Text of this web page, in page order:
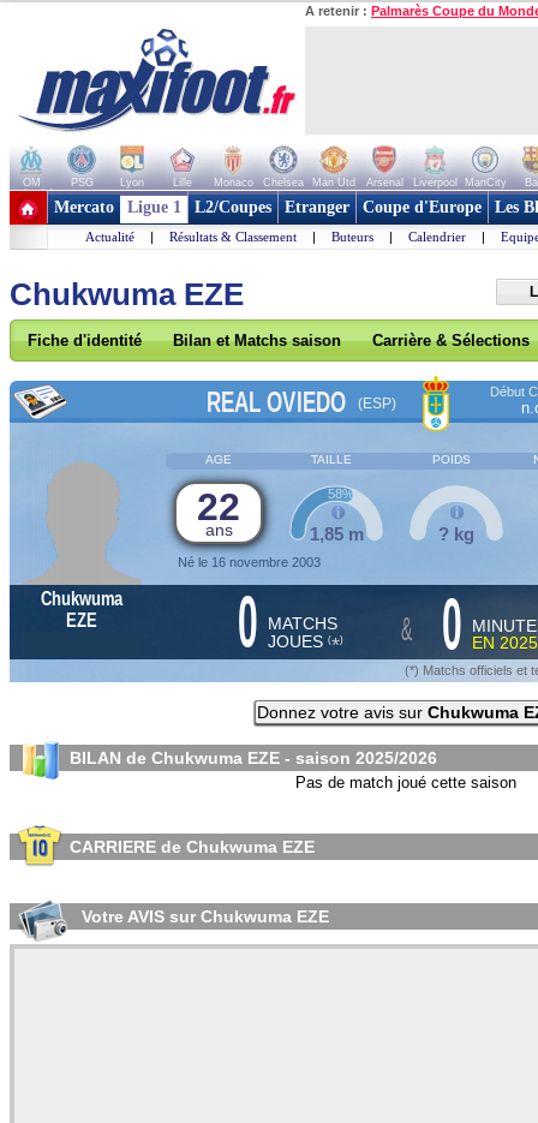
A retenir : Palmarès Coupe du
OM PSG Lyon Lille Monaco Chelsea Man Utd Arsenal Liverpool ManCity
+ de clubs
Mercato Ligue 1 L2/Coupes Etranger Coupe d'Europe Les
Actualité | Résultats & Classement | Buteurs | Calendrier |
Chukwuma EZE
Fiche d'identité Bilan et Matchs saison Carrière & Sélections
REAL OVIEDO (ESP)
Début
AGE TAILLE POIDS
22
ans
Né le 16 novembre 2003
1,85 m
58%
? kg
Chukwuma
EZE
0 MATCHS
JOUES (*) & 0
EN
(*) Matchs officiels et
Donnez votre avis sur Chukwuma
BILAN de Chukwuma EZE - saison 2025/2026
Pas de match joué cette saison
CARRIERE de Chukwuma EZE
Votre AVIS sur Chukwuma EZE